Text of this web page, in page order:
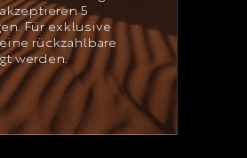
5
Für exklusive
rückzahlbare
werden.